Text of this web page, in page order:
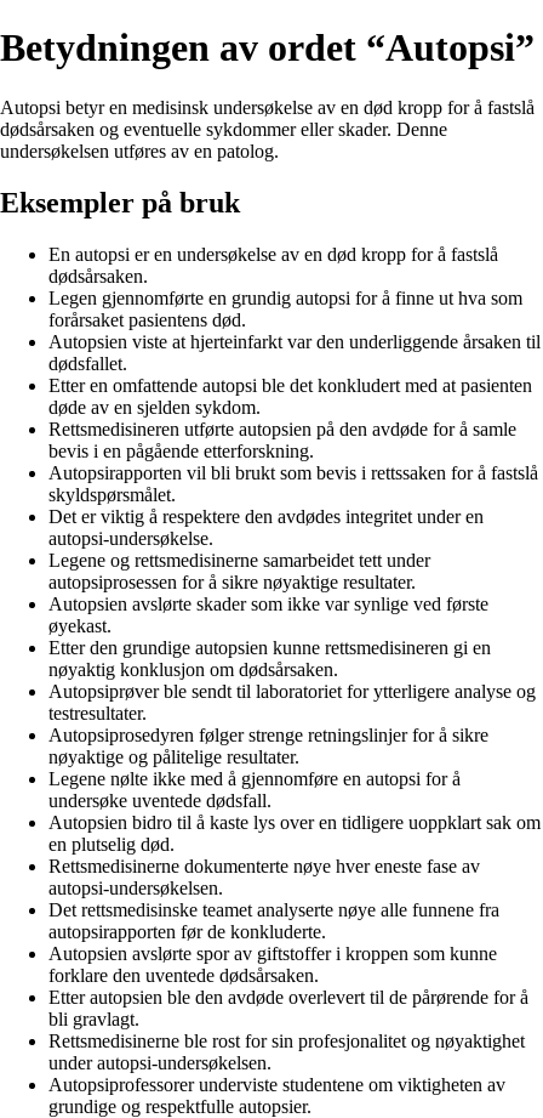
Betydningen av ordet “Autopsi”
Autopsi betyr en medisinsk undersøkelse av en død kropp for å fastslå
dødsårsaken og eventuelle sykdommer eller skader. Denne
undersøkelsen utføres av en patolog.
Eksempler på bruk
En autopsi er en undersøkelse av en død kropp for å fastslå
dødsårsaken.
Legen gjennomførte en grundig autopsi for å finne ut hva som
forårsaket pasientens død.
Autopsien viste at hjerteinfarkt var den underliggende årsaken til
dødsfallet.
Etter en omfattende autopsi ble det konkludert med at pasienten
døde av en sjelden sykdom.
Rettsmedisineren utførte autopsien på den avdøde for å samle
bevis i en pågående etterforskning.
Autopsirapporten vil bli brukt som bevis i rettssaken for å fastslå
skyldspørsmålet.
Det er viktig å respektere den avdødes integritet under en
autopsi-undersøkelse.
Legene og rettsmedisinerne samarbeidet tett under
autopsiprosessen for å sikre nøyaktige resultater.
Autopsien avslørte skader som ikke var synlige ved første
øyekast.
Etter den grundige autopsien kunne rettsmedisineren gi en
nøyaktig konklusjon om dødsårsaken.
Autopsiprøver ble sendt til laboratoriet for ytterligere analyse og
testresultater.
Autopsiprosedyren følger strenge retningslinjer for å sikre
nøyaktige og pålitelige resultater.
Legene nølte ikke med å gjennomføre en autopsi for å
undersøke uventede dødsfall.
Autopsien bidro til å kaste lys over en tidligere uoppklart sak om
en plutselig død.
Rettsmedisinerne dokumenterte nøye hver eneste fase av
autopsi-undersøkelsen.
Det rettsmedisinske teamet analyserte nøye alle funnene fra
autopsirapporten før de konkluderte.
Autopsien avslørte spor av giftstoffer i kroppen som kunne
forklare den uventede dødsårsaken.
Etter autopsien ble den avdøde overlevert til de pårørende for å
bli gravlagt.
Rettsmedisinerne ble rost for sin profesjonalitet og nøyaktighet
under autopsi-undersøkelsen.
Autopsiprofessorer underviste studentene om viktigheten av
grundige og respektfulle autopsier.